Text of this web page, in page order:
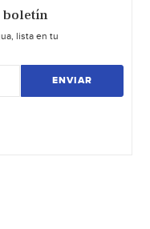
boletín
lista en tu
ENVIAR